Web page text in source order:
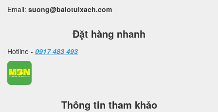
Email: suong@balotuixach.com
Đặt hàng nhanh
Hotline - 0917 483 493
Thông tin tham khảo